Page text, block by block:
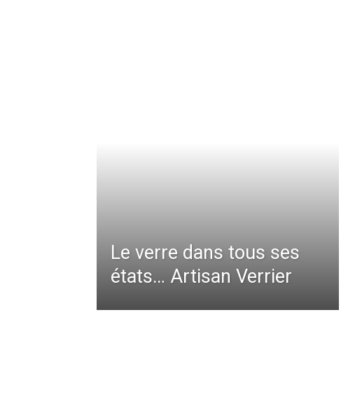
Le verre dans tous ses
états… Artisan Verrier